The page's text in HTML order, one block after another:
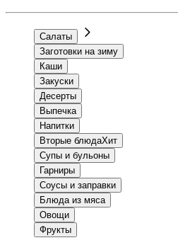
Салаты
Заготовки на зиму
Каши
Закуски
Десерты
Выпечка
Напитки
Вторые блюдаХит
Супы и бульоны
Гарниры
Соусы и заправки
Блюда из мяса
Овощи
Фрукты